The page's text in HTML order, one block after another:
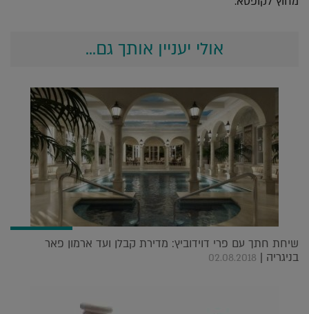
אולי יעניין אותך גם...
שיחת חתך עם פרי דוידוביץ: מדירת קבלן ועד ארמון פאר
בניגריה | 02.08.2018